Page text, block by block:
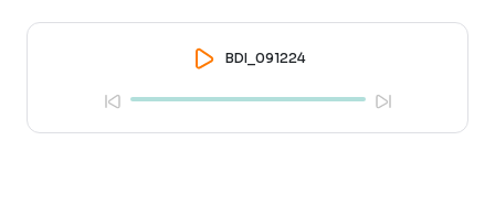
BDI_091224